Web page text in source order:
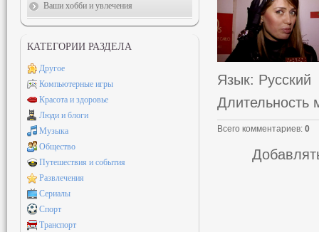
Язык: Русский
Длительность
Всего комментариев: 0
Ваши хобби и увлечения
КАТЕГОРИИ РАЗДЕЛА
Другое
Компьютерные игры
Красота и здоровье
Люди и блоги
Музыка
Общество
Путешествия и события
Развлечения
Сериалы
Спорт
Транспорт